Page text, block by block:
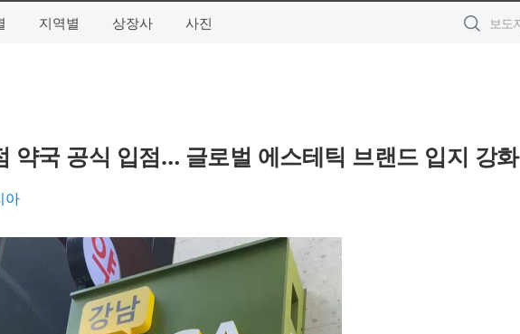
지역별 상장사 사진
약국 공식 입점… 글로벌 에스테틱 브랜드 입지 강화
아